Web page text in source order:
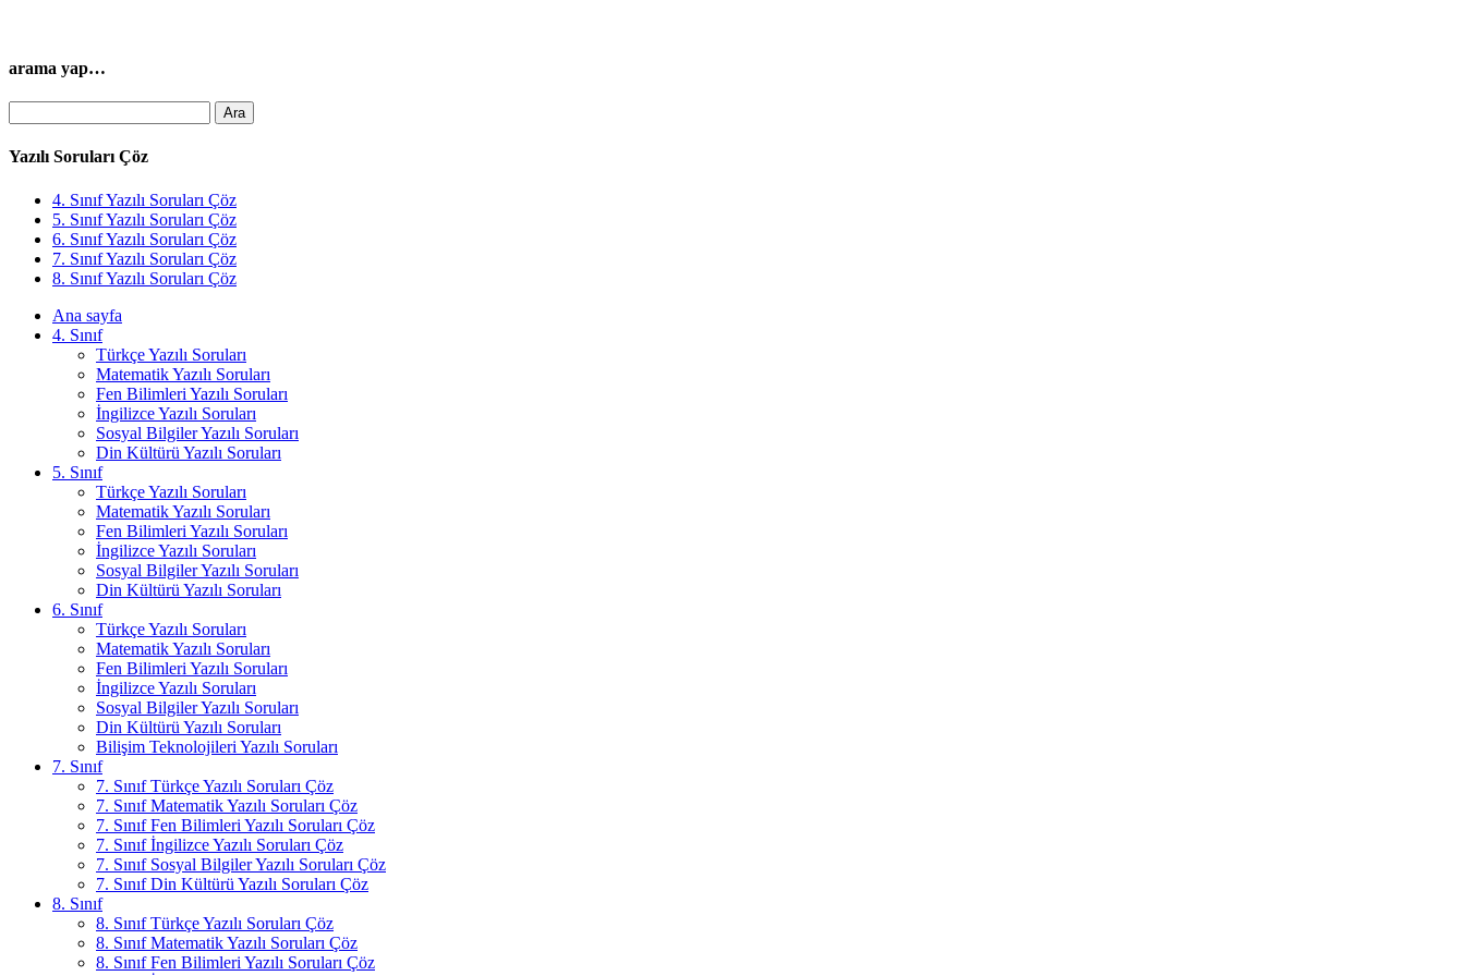
arama yap…
Yazılı Soruları Çöz
4. Sınıf Yazılı Soruları Çöz
5. Sınıf Yazılı Soruları Çöz
6. Sınıf Yazılı Soruları Çöz
7. Sınıf Yazılı Soruları Çöz
8. Sınıf Yazılı Soruları Çöz
Ana sayfa
4. Sınıf
Türkçe Yazılı Soruları
Matematik Yazılı Soruları
Fen Bilimleri Yazılı Soruları
İngilizce Yazılı Soruları
Sosyal Bilgiler Yazılı Soruları
Din Kültürü Yazılı Soruları
5. Sınıf
Türkçe Yazılı Soruları
Matematik Yazılı Soruları
Fen Bilimleri Yazılı Soruları
İngilizce Yazılı Soruları
Sosyal Bilgiler Yazılı Soruları
Din Kültürü Yazılı Soruları
6. Sınıf
Türkçe Yazılı Soruları
Matematik Yazılı Soruları
Fen Bilimleri Yazılı Soruları
İngilizce Yazılı Soruları
Sosyal Bilgiler Yazılı Soruları
Din Kültürü Yazılı Soruları
Bilişim Teknolojileri Yazılı Soruları
7. Sınıf
7. Sınıf Türkçe Yazılı Soruları Çöz
7. Sınıf Matematik Yazılı Soruları Çöz
7. Sınıf Fen Bilimleri Yazılı Soruları Çöz
7. Sınıf İngilizce Yazılı Soruları Çöz
7. Sınıf Sosyal Bilgiler Yazılı Soruları Çöz
7. Sınıf Din Kültürü Yazılı Soruları Çöz
8. Sınıf
8. Sınıf Türkçe Yazılı Soruları Çöz
8. Sınıf Matematik Yazılı Soruları Çöz
8. Sınıf Fen Bilimleri Yazılı Soruları Çöz